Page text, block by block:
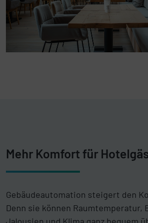
Mehr Komfort für
Gebäudeautomation steigert den
Denn sie können Raumtemperatur,